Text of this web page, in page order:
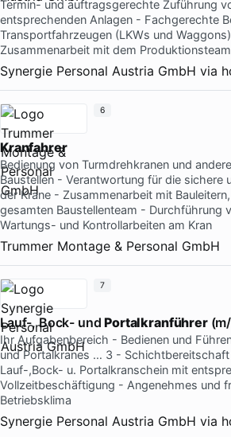
Termin- und auftragsgerechte Zuführung
entsprechenden Anlagen - Fachgerechte
Transportfahrzeugen (LKWs und
Zusammenarbeit mit dem Produktionsteam
Synergie Personal Austria GmbH via
Kranfahrer
Bedienung von Turmdrehkranen und
Baustellen - Verantwortung für die sichere
der Krane - Zusammenarbeit mit
gesamten Baustellenteam - Durchführung
Wartungs- und Kontrollarbeiten am Kran
Trummer Montage & Personal GmbH
6
Lauf-, Bock- undPortalkranführer
Ihr Aufgabenbereich - Bedienen und
und Portalkranes … 3 -
Lauf-,Bock- u. Portalkranschein mit
Vollzeitbeschäftigung - Angenehmes und
Betriebsklima
Synergie Personal Austria GmbH via
7